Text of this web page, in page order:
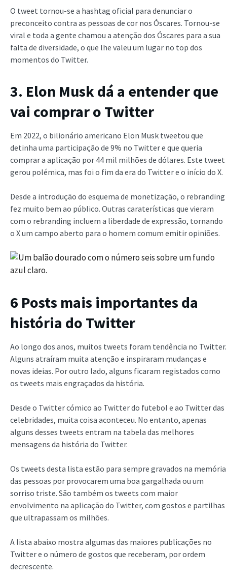
O tweet tornou-se a hashtag oficial para denunciar o
preconceito contra as pessoas de cor nos Óscares. Tornou-se
viral e toda a gente chamou a atenção dos Óscares para a sua
falta de diversidade, o que lhe valeu um lugar no top dos
momentos do Twitter.
3. Elon Musk dá a entender que
vai comprar o Twitter
Em 2022, o bilionário americano Elon Musk tweetou que
detinha uma participação de 9% no Twitter e que queria
comprar a aplicação por 44 mil milhões de dólares. Este tweet
gerou polémica, mas foi o fim da era do Twitter e o início do X.
Desde a introdução do esquema de monetização, o rebranding
fez muito bem ao público. Outras caraterísticas que vieram
com o rebranding incluem a liberdade de expressão, tornando
o X um campo aberto para o homem comum emitir opiniões.
6 Posts mais importantes da
história do Twitter
Ao longo dos anos, muitos tweets foram tendência no Twitter.
Alguns atraíram muita atenção e inspiraram mudanças e
novas ideias. Por outro lado, alguns ficaram registados como
os tweets mais engraçados da história.
Desde o Twitter cómico ao Twitter do futebol e ao Twitter das
celebridades, muita coisa aconteceu. No entanto, apenas
alguns desses tweets entram na tabela das melhores
mensagens da história do Twitter.
Os tweets desta lista estão para sempre gravados na memória
das pessoas por provocarem uma boa gargalhada ou um
sorriso triste. São também os tweets com maior
envolvimento na aplicação do Twitter, com gostos e partilhas
que ultrapassam os milhões.
A lista abaixo mostra algumas das maiores publicações no
Twitter e o número de gostos que receberam, por ordem
decrescente.